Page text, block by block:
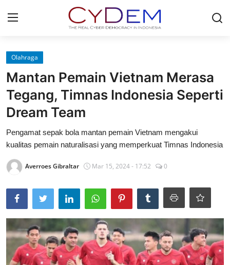
Login
Home
News
Contact
Olahraga
Nasional
Lainya
Olahraga
Mantan Pemain Vietnam Merasa
Tegang, Timnas Indonesia Seperti
Dream Team
Pengamat sepak bola mantan pemain Vietnam mengakui
kualitas pemain naturalisasi yang memperkuat Timnas Indonesia
Averroes Gibraltar Mar 15, 2024 - 17:52 0